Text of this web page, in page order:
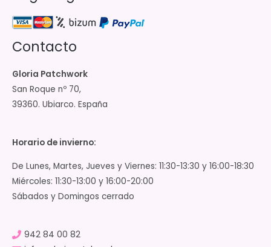
Contacto
Gloria Patchwork
San Roque nº 70,
39360. Ubiarco. España
Horario de invierno:
De Lunes, Martes, Jueves y Viernes: 11:30-13:30 y 16:00-18:30
Miércoles: 11:30-13:00 y 16:00-20:00
Sábados y Domingos cerrado
942 84 00 82